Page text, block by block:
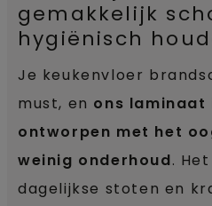
gemakkelijk
hygiënisch
Je keukenvloer
must, en ons laminaat
ontworpen met het
weinig onderhoud.
dagelijkse stoten en